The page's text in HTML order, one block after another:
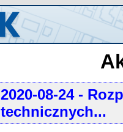
2020-08-24-
technicznych...